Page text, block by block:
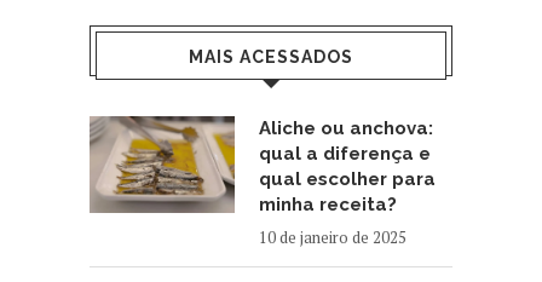
MAIS ACESSADOS
Aliche ou anchova:
qual a diferença e
qual escolher para
minha receita?
10 de janeiro de 2025